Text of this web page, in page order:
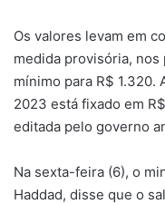
Os valores levam em
medida provisória,
mínimo para R$ 1.320.
2023 está fixado em
editada pelo governo
Na sexta-feira (6), o
Haddad, disse que o